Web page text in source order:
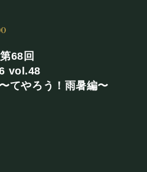
68回
vol.48
てやろう！雨暑編〜